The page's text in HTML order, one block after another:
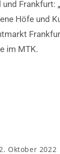
Frankfurt:
Höfe und
im MTK.
2. Oktober 2022